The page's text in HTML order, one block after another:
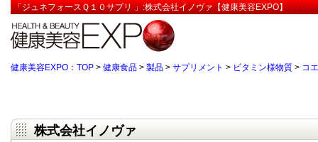
「ジュネフォースＱ１０サプリ 」:株式会社イノヴァ【健康美容EXPO】
健康美容EXPO：TOP > 健康食品 > 製品 > サプリメント > ビタミン様物質 > コ
株式会社イノヴァ